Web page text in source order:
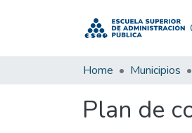
Home Municipios
Plan de